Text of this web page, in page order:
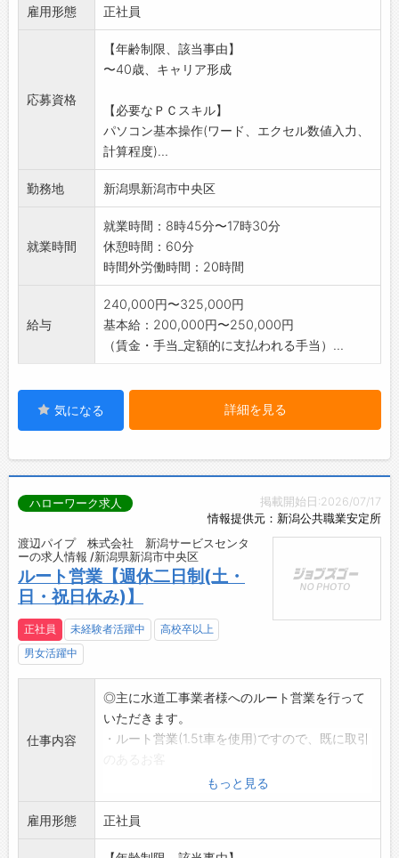
※100%ルート営業。新規テレアポ・飛び込み営
業なし。
・電話対応
・パソコンによる見積作成
■入社から約3カ月間は事務所内での事務業務
が主になります。
業界・職種未経験の方でも業務・商品につい
てゆっくり覚えてい
けます。
雇用形態 正社員
応募資格
【年齢制限、該当事由】
〜40歳、キャリア形成
【必要なＰＣスキル】
パソコン基本操作(ワード、エクセル数値入力、
計算程度)...
勤務地 新潟県新潟市中央区
就業時間
就業時間：8時45分〜17時30分
休憩時間：60分
時間外労働時間：20時間
給与
240,000円〜325,000円
基本給：200,000円〜250,000円
（賃金・手当_定額的に支払われる手当）...
気になる 詳細を見る
掲載開始日:2026/07/17
情報提供元：新潟公共職業安定所
ハローワーク求人
渡辺パイプ 株式会社 新潟サービスセンタ
ーの求人情報 /新潟県新潟市中央区
ルート営業【週休二日制(土・
日・祝日休み)】
正社員 未経験者活躍中
高校卒以上
男女活躍中
仕事内容
◎主に水道工事業者様へのルート営業を行って
いただきます。
・ルート営業(1.5t車を使用)ですので、既に取引
様を訪問して営業活動を行っていただきま
す。
・最初は配送業務をしながらお客様を覚えてい
ただき、取扱商品も
もっと見る
雇用形態 正社員